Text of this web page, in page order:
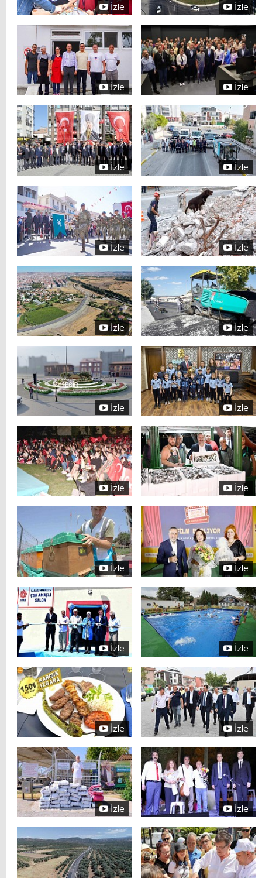
İzle İzle
İzle İzle
İzle İzle
İzle İzle
İzle İzle
İzle İzle
İzle İzle
İzle İzle
İzle İzle
İzle İzle
İzle İzle